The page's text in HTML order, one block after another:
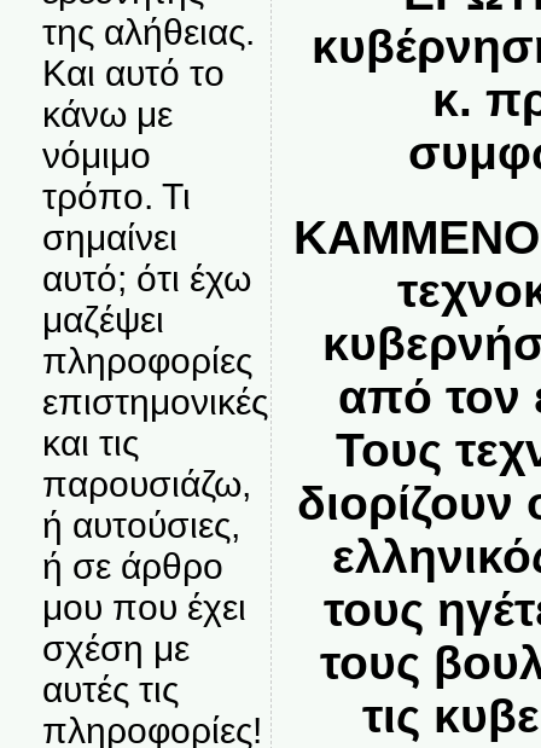
της αλήθειας.
Και αυτό το
κάνω με
νόμιμο
τρόπο. Τι
σημαίνει
αυτό; ότι έχω
μαζέψει
πληροφορίες
επιστημονικές
και τις
παρουσιάζω,
ή αυτούσιες,
ή σε άρθρο
μου που έχει
σχέση με
αυτές τις
πληροφορίες!
κ.
από τον
Τους
διορίζουν
τους
τους
τις